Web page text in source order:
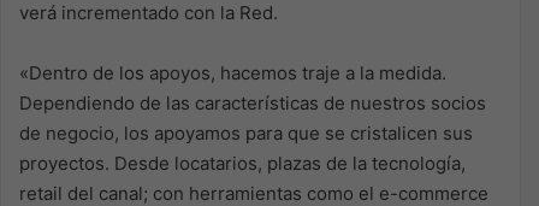
verá incrementado con la Red.
«Dentro de los apoyos, hacemos traje a la medida.
Dependiendo de las características de nuestros socios
de negocio, los apoyamos para que se cristalicen sus
proyectos. Desde locatarios, plazas de la tecnología,
retail del canal; con herramientas como el e-commerce